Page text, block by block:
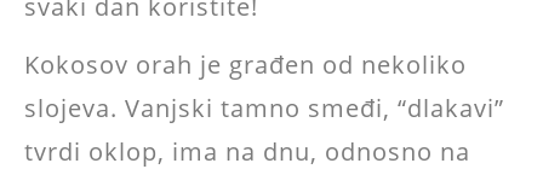
svaki dan koristite!
Kokosov orah je građen od nekoliko
slojeva. Vanjski tamno smeđi, “dlakavi”
tvrdi oklop, ima na dnu, odnosno na